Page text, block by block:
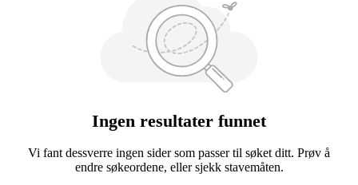
Ingen resultater funnet
Vi fant dessverre ingen sider som passer til søket ditt. Prøv å
endre søkeordene, eller sjekk stavemåten.